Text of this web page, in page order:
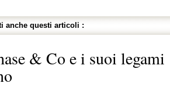
anche questi articoli :
& Co e i suoi legami